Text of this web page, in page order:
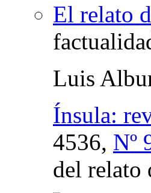
El relato
Luis
Ínsula:
4536, Nº
del